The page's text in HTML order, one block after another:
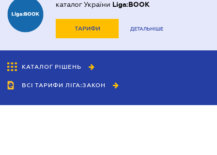
каталог України Liga:BOOK
ТАРИФИ ДЕТАЛЬНІШЕ
КАТАЛОГ РІШЕНЬ
ВСІ ТАРИФИ ЛІГА:ЗАКОН